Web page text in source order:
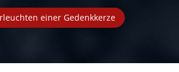
einer Gedenkkerze